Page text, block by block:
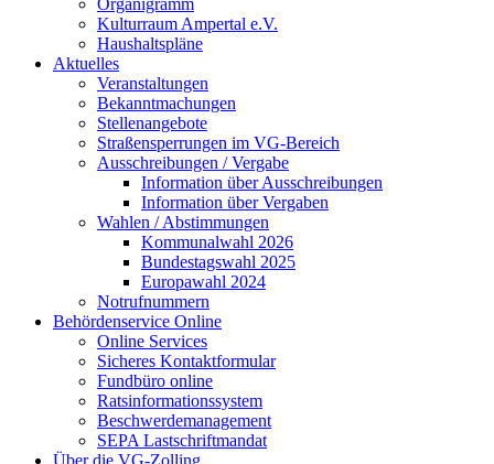
Organigramm
Kulturraum Ampertal e.V.
Haushaltspläne
Aktuelles
Veranstaltungen
Bekanntmachungen
Stellenangebote
Straßensperrungen im VG-Bereich
Ausschreibungen / Vergabe
Information über Ausschreibungen
Information über Vergaben
Wahlen / Abstimmungen
Kommunalwahl 2026
Bundestagswahl 2025
Europawahl 2024
Notrufnummern
Behördenservice Online
Online Services
Sicheres Kontaktformular
Fundbüro online
Ratsinformationssystem
Beschwerdemanagement
SEPA Lastschriftmandat
Über die VG-Zolling